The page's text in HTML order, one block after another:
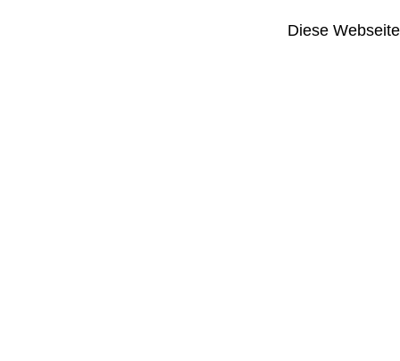
Diese